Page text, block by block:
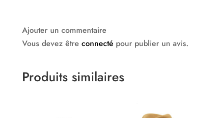
Ajouter un commentaire
Vous devez être connecté pour publier un avis.
Produits similaires